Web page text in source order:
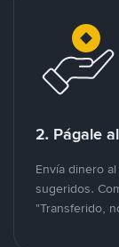
2. Págale
Envía dinero
sugeridos.
"Transferido,